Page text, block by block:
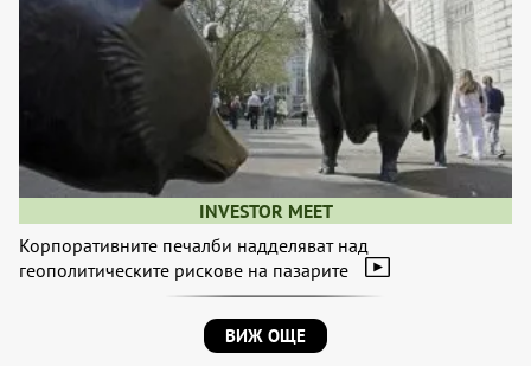
INVESTOR MEET
Корпоративните печалби надделяват над
геополитическите рискове на пазарите
ВИЖ ОЩЕ